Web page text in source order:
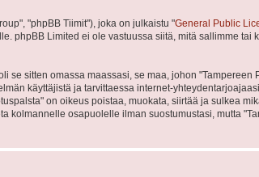
"phpBB Tiimit"), joka on julkaistu "General Public
phpBB Limited ei ole vastuussa siitä, mitä sallimme tai
se sitten omassa maassasi, se maa, johon "Tampereen
käyttäjistä ja tarvittaessa internet-
on oikeus poistaa, muokata, siirtää ja sulkea
kolmannelle osapuolelle ilman suostumustasi, mutta